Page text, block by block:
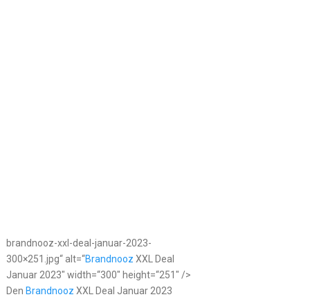
brandnooz-xxl-deal-januar-2023-
300×251.jpg“ alt=“Brandnooz XXL Deal
Januar 2023″ width=“300″ height=“251″ />
Den Brandnooz XXL Deal Januar 2023